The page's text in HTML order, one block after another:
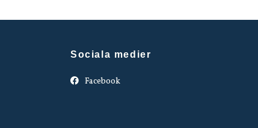
Sociala medier
Facebook